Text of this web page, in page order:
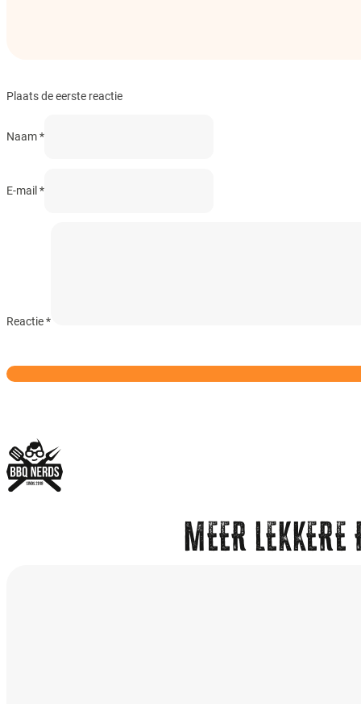
Plaats de eerste reactie
Naam *
E-mail *
Reactie*
MEER LEKKERE